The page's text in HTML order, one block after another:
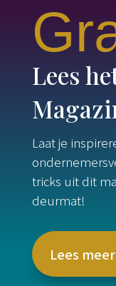
Lees
Laat je
tricks uit dit
deurmat!
Lees